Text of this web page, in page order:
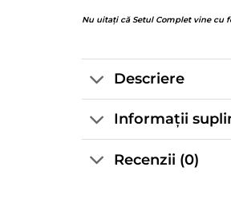
Nu uitați că Setul Complet vine cu
Descriere
Informații
Recenzii (0)